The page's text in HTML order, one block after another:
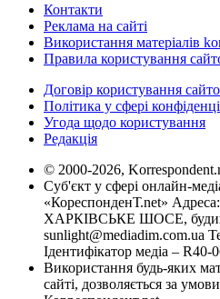
Контакти
Реклама на сайті
Використання матеріалів
Правила користування
Договір користування
Політика у сфері
Угода щодо користування
Редакція
© 2000-2026,
Суб'єкт у сфері онлайн-
«КореспонденТ.net»
ХАРКІВСЬКЕ ШОСЕ,
sunlight@mediadim.com.ua
Ідентифікатор медіа – R40-
Використання будь-яких
сайті, дозволяється за